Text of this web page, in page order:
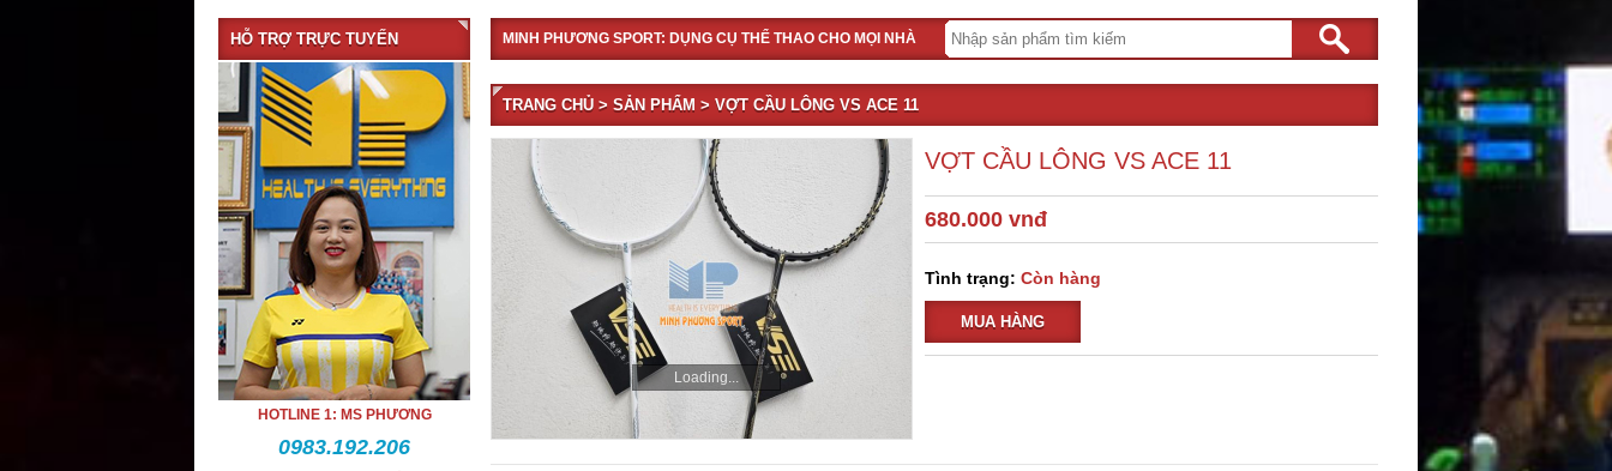
HỖ TRỢ TRỰC TUYẾN
HOTLINE 1: MS PHƯƠNG
0983.192.206
MINH PHƯƠNG SPORT: DỤNG CỤ THỂ THAO CHO MỌI NHÀ
TRANG CHỦ > SẢN PHẨM > VỢT CẦU LÔNG VS ACE 11
Loading...
VỢT CẦU LÔNG VS ACE 11
680.000 vnđ
Tình trạng: Còn hàng
MUA HÀNG